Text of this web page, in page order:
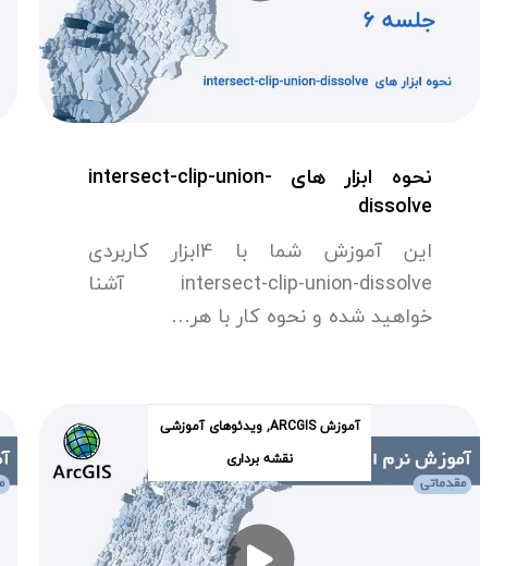
نحوه ابزار های intersect-clip-union-
dissolve
این آموزش شما با 4ابزار کاربردی
intersect-clip-union-dissolve آشنا
خواهید شده و نحوه کار با هر…
آموزش ARCGIS ,ویدئوهای آموزشی
نقشه برداری